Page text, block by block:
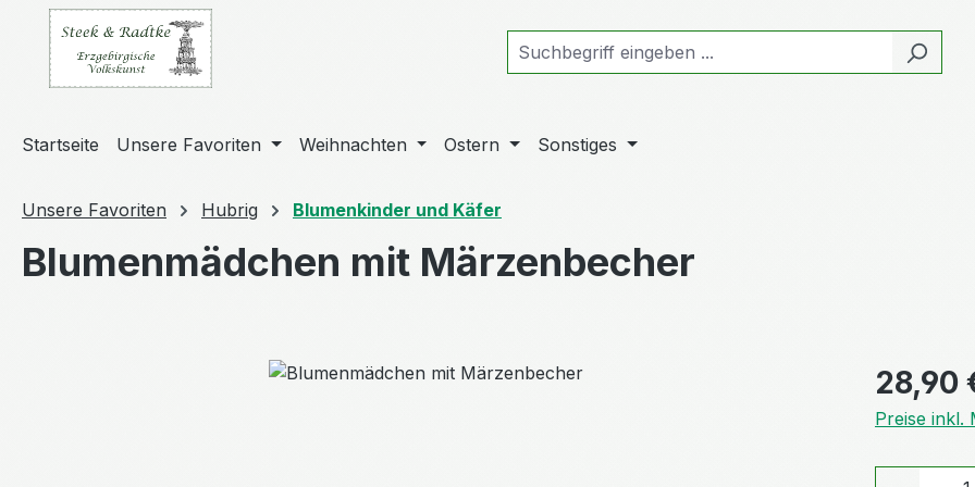
Hauptinhalt springen
Zur Suche springen
Zur Hauptnavigation springen
Startseite Unsere Favoriten Weihnachten Ostern Sonstiges
Unsere Favoriten Hubrig Blumenkinder und Käfer
Blumenmädchen mit Märzenbecher
Regulärer
28,90
Preise inkl.